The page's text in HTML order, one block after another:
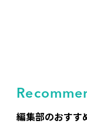
編集部のおすす